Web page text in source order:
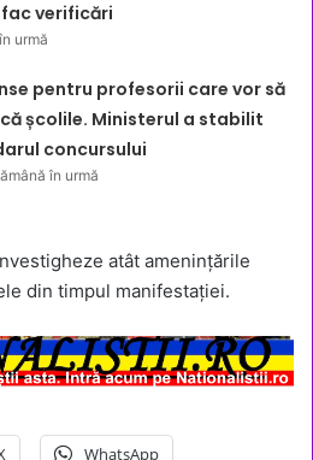
verificări
urmă
pentru profesorii care vor să
școlile. Ministerul a stabilit
concursului
în urmă
atât amenințările
din timpul manifestației.
WhatsApp